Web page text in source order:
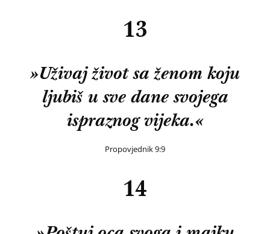
13
»Uživaj život sa ženom koju
ljubiš u sve dane svojega
ispraznog vijeka.«
Propovjednik 9:9
14